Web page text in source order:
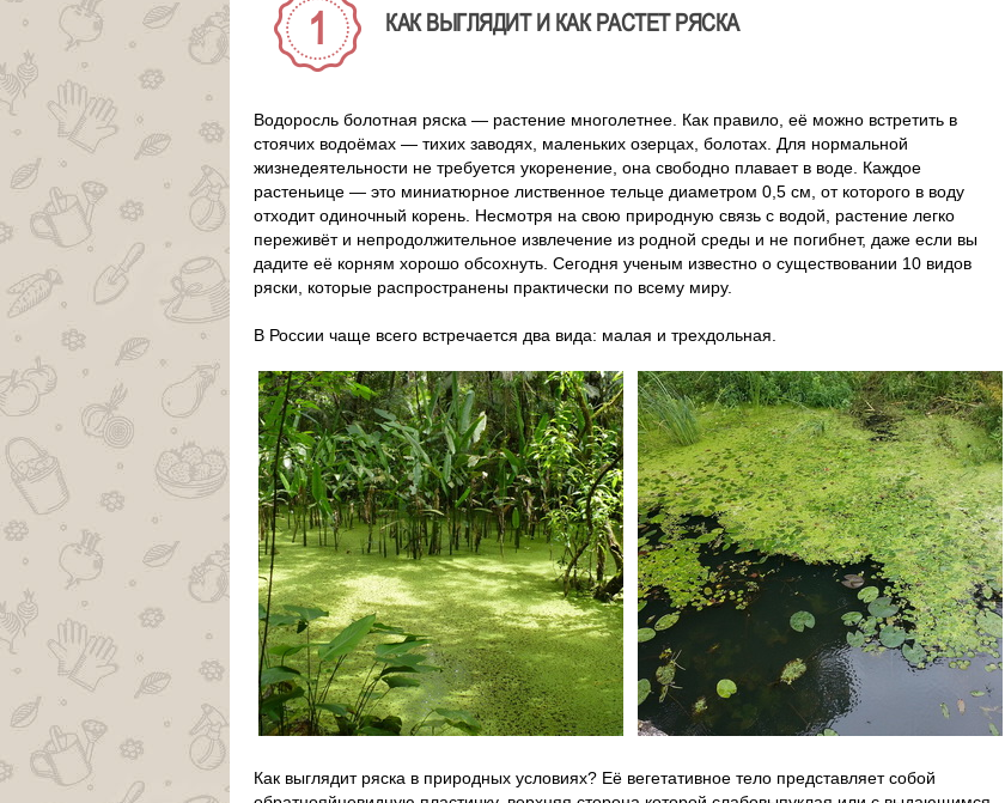
КАК ВЫГЛЯДИТ И КАК РАСТЕТ РЯСКА
Водоросль болотная ряска — растение многолетнее. Как правило, её можно встретить в
стоячих водоёмах — тихих заводях, маленьких озерцах, болотах. Для нормальной
жизнедеятельности не требуется укоренение, она свободно плавает в воде. Каждое
растеньице — это миниатюрное лиственное тельце диаметром 0,5 см, от которого в воду
отходит одиночный корень. Несмотря на свою природную связь с водой, растение легко
переживёт и непродолжительное извлечение из родной среды и не погибнет, даже если вы
дадите её корням хорошо обсохнуть. Сегодня ученым известно о существовании 10 видов
ряски, которые распространены практически по всему миру.
В России чаще всего встречается два вида: малая и трехдольная.
Как выглядит ряска в природных условиях? Её вегетативное тело представляет собой